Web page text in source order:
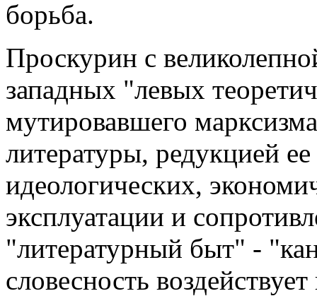
борьба.
Проскурин с
западных "левых
мутировавшего
литературы, редукцией
идеологических,
эксплуатации и
"литературный быт" -
словесность